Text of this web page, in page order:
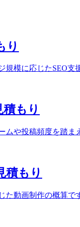
り
規模に応じたSEO支
積もり
ムや投稿頻度を踏ま
積もり
た動画制作の概算で